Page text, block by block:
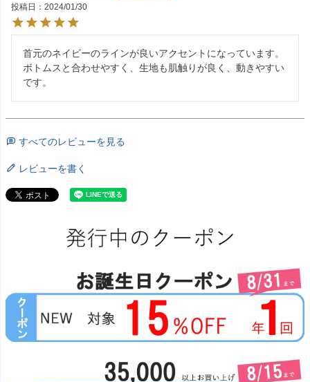
投稿日
2024/01/30
首元のネイビーのラインが良いアクセントになっています。
ボトムスと合わせやすく、生地も肌触りが良く、動きやすい
です。
すべてのレビューを見る
レビューを書く